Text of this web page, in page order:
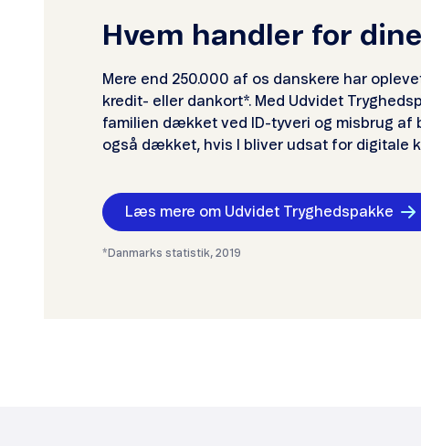
Hvem handler for
Mere end 250.000 af os danskere har
kredit- eller dankort*. Med Udvidet
familien dækket ved ID-tyveri og misbrug af
også dækket, hvis I bliver udsat for digitale
Læs mere om Udvidet Tryghedspakke
*Danmarks statistik, 2019